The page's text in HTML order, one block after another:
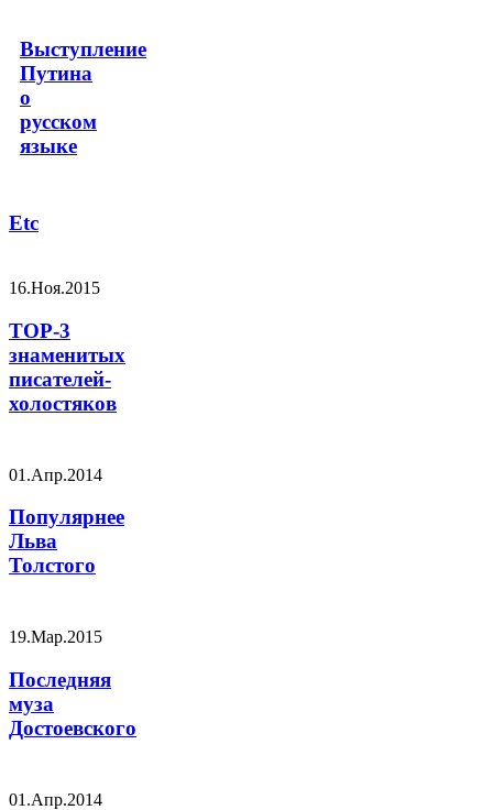
Выступление
Путина
о
русском
языке
Etc
16.Ноя.2015
TOP-3
знаменитых
писателей-
холостяков
01.Апр.2014
Популярнее
Льва
Толстого
19.Мар.2015
Последняя
муза
Достоевского
01.Апр.2014